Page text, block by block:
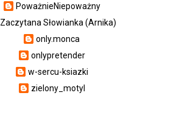
PoważnieNiepoważny
Zaczytana Słowianka (Arnika)
only.monca
onlypretender
w-sercu-ksiazki
zielony_motyl